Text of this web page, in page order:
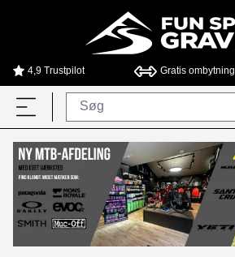
4,9 Trustpilot Gratis ombytning